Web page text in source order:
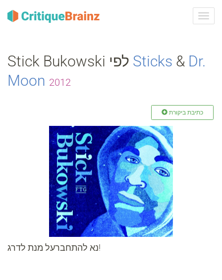
ברר
ניווט
Sticks & Dr.
Moon 2012
כתיבת ביקורת
נא להתחברעל מנת לדרג!